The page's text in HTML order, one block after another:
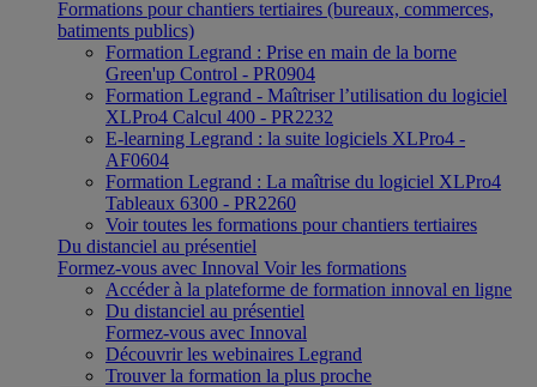
Formations pour chantiers tertiaires (bureaux, commerces,
batiments publics)
Formation Legrand : Prise en main de la borne
Green'up Control - PR0904
Formation Legrand - Maîtriser l’utilisation du logiciel
XLPro4 Calcul 400 - PR2232
E-learning Legrand : la suite logiciels XLPro4 -
AF0604
Formation Legrand : La maîtrise du logiciel XLPro4
Tableaux 6300 - PR2260
Voir toutes les formations pour chantiers tertiaires
Du distanciel au présentiel
Formez-vous avec Innoval Voir les formations
Accéder à la plateforme de formation innoval en ligne
Du distanciel au présentiel
Formez-vous avec Innoval
Découvrir les webinaires Legrand
Trouver la formation la plus proche